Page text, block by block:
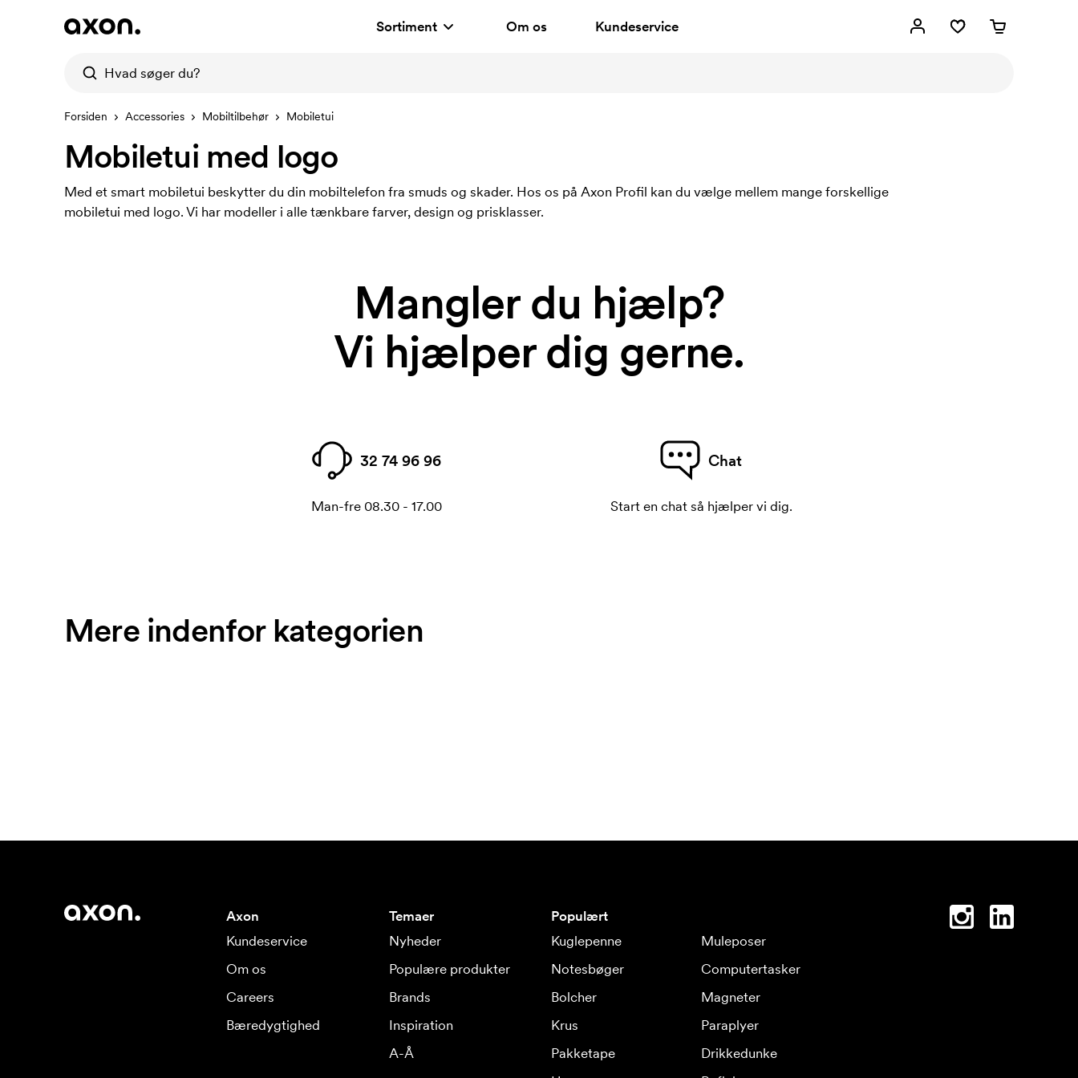
Sortiment Om os Kundeservice
Forsiden Accessories Mobiltilbehør Mobiletui
Mobiletui med logo
Med et smart mobiletui beskytter du din mobiltelefon fra smuds og skader. Hos os på Axon Profil kan du vælge mellem mange forskellige
mobiletui med logo. Vi har modeller i alle tænkbare farver, design og prisklasser.
Mangler du hjælp?
Vi hjælper dig gerne.
32 74 96 96
Man-fre 08.30 - 17.00
Chat
Start en chat så hjælper vi dig.
Mere indenfor kategorien
Axon
Kundeservice
Om os
Careers
Bæredygtighed
Temaer
Nyheder
Populære produkter
Brands
Inspiration
A-Å
Populært
Kuglepenne
Muleposer
Notesbøger
Computertasker
Bolcher
Magneter
Krus
Paraplyer
Pakketape
Drikkedunke